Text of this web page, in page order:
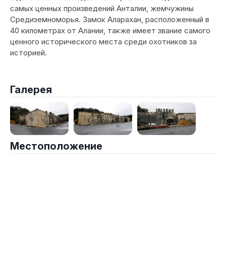
самых ценных произведений Анталии, жемчужины
Средиземноморья. Замок Аларахан, расположенный в
40 километрах от Алании, также имеет звание самого
ценного исторического места среди охотников за
историей.
Галерея
Местоположение